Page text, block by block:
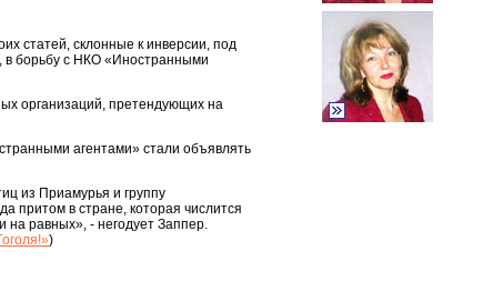
статей, склонные к инверсии, под
в борьбу с НКО «Иностранными
организаций, претендующих на
агентами» стали объявлять
из Приамурья и группу
притом в стране, которая числится
равных», - негодует Заппер.
)